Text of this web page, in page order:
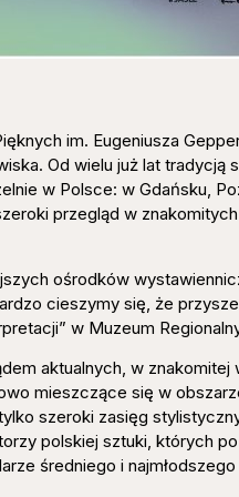
im. Eugeniusza
Od wielu już lat tradycją
w Polsce: w Gdańsku,
przegląd w
ośrodków
cieszymy się, że
w Muzeum
aktualnych, w znakomitej
mieszczące się w
szeroki zasięg
polskiej sztuki, których
średniego i